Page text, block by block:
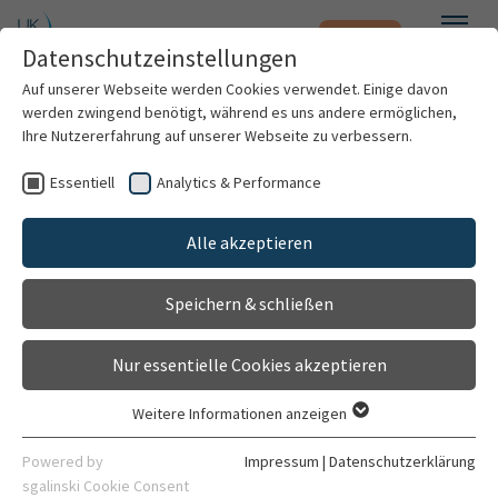
Zum Hauptinhalt springen Notfall
Patienten & Besucher
Kliniken & Institute
Forschung
Karriere
PD Dr. rer. nat. Gabriele Neu-
Yilik
Datenschutzeinstellungen
Auf unserer Webseite werden Cookies verwendet. Einige davon
werden zwingend benötigt, während es uns andere ermöglichen,
Ihre Nutzererfahrung auf unserer Webseite zu verbessern.
Essentiell Analytics & Performance
Alle akzeptieren
Speichern & schließen
Nur essentielle Cookies akzeptieren
Essentielle Cookies werden für grundlegende Funktionen der
Webseite benötigt. Dadurch ist gewährleistet, dass die
Weitere Informationen anzeigen
Powered by
sgalinski Cookie Consent
Impressum | Datenschutzerklärung